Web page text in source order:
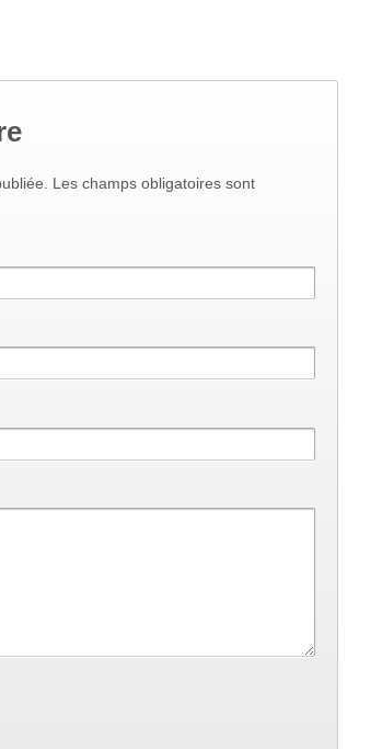
Les champs obligatoires sont